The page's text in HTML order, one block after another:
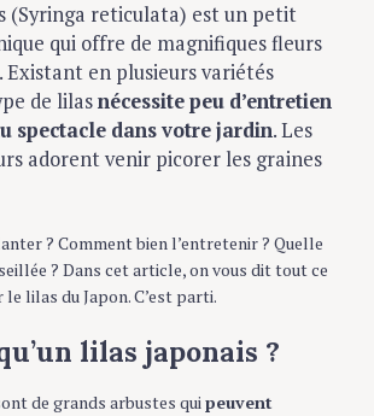
(Syringa reticulata) est un petit
qui offre de magnifiques fleurs
Existant en plusieurs variétés
de lilasnécessite peu d’entretien
spectacle dans votre jardin. Les
adorent venir picorer les graines
? Comment bien l’entretenir ? Quelle
? Dans cet article, on vous dit tout ce
lilas du Japon. C’est parti.
lilas japonais ?
de grands arbustes quipeuvent